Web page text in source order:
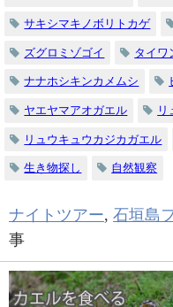
サキシマキノボリトカゲ
ズグロミゾゴイ タイワ
ナナホシキンカメムシ
ヤエヤマアオガエル リ
リュウキュウカジカガエル
生き物探し 自然観察
ナイトツアー, 石垣島
事